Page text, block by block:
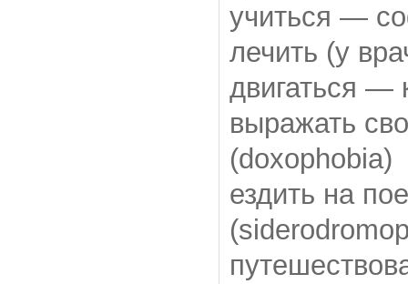
учиться —
лечить (у
двигаться —
выражать
(doxophobia)
ездить на